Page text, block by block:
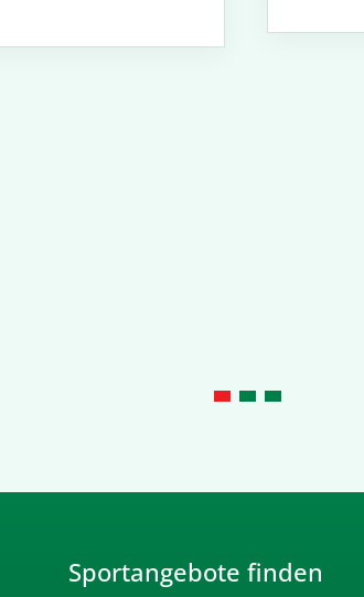
Sportangebote finden